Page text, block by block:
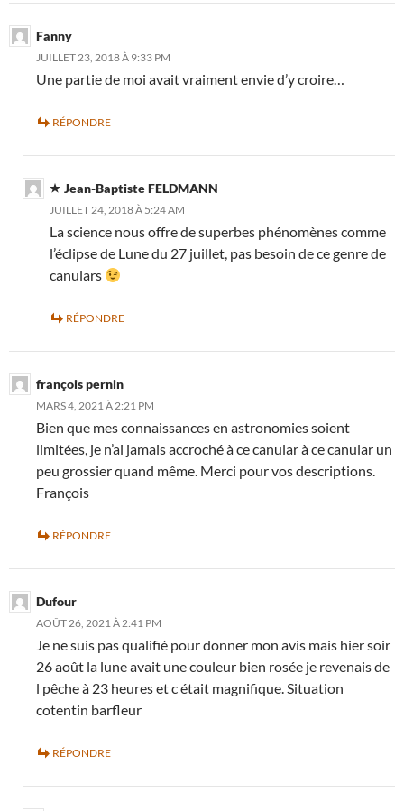
Fanny
JUILLET 23, 2018 À 9:33 PM
Une partie de moi avait vraiment envie d’y croire…
RÉPONDRE
Jean-Baptiste FELDMANN
JUILLET 24, 2018 À 5:24 AM
La science nous offre de superbes phénomènes comme
l’éclipse de Lune du 27 juillet, pas besoin de ce genre de
canulars
RÉPONDRE
françois pernin
MARS 4, 2021 À 2:21 PM
Bien que mes connaissances en astronomies soient
limitées, je n’ai jamais accroché à ce canular à ce canular un
peu grossier quand même. Merci pour vos descriptions.
François
RÉPONDRE
Dufour
AOÛT 26, 2021 À 2:41 PM
Je ne suis pas qualifié pour donner mon avis mais hier soir
26 août la lune avait une couleur bien rosée je revenais de
l pêche à 23 heures et c était magnifique. Situation
cotentin barfleur
RÉPONDRE